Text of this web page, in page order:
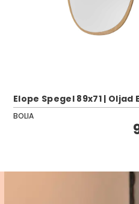
Elope Spegel 89x71 | Oljad
BOLIA